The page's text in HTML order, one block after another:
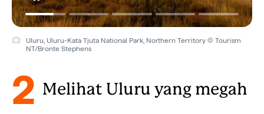
Uluru, Uluru-Kata Tjuta National Park, Northern Territory © Tourism
NT/Bronte Stephens
2 Melihat Uluru yang megah